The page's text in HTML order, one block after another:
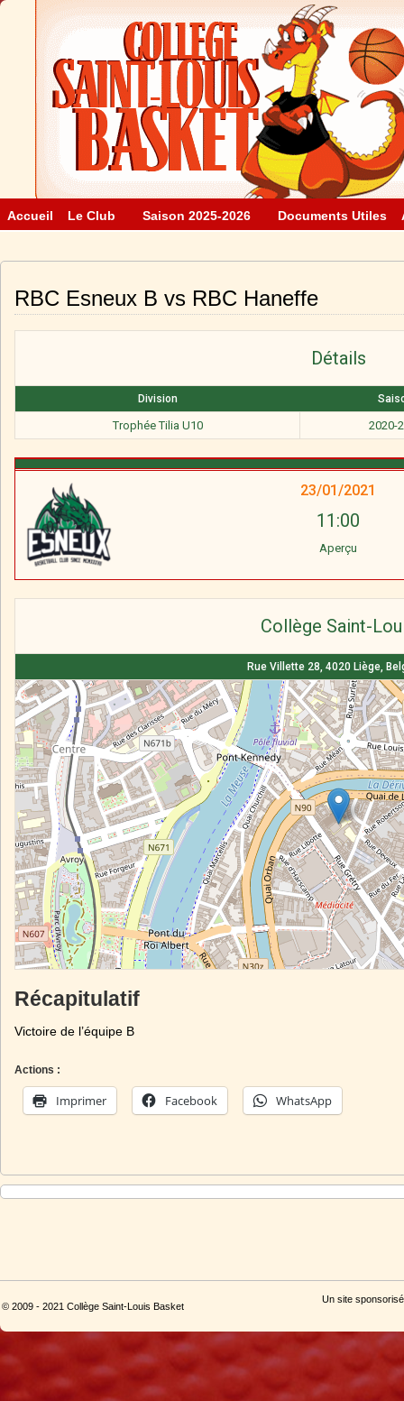
Accueil Le Club Saison 2025-2026 Documents Utiles
RBC Esneux B vs RBC Haneffe
Détails
Division
Trophée Tilia U10 2020-
23/01/2021
11:00
Aperçu
Collège Saint-
Rue Villette 28, 4020 Liège,
Récapitulatif
Victoire de l’équipe B
Actions :
Imprimer Facebook WhatsApp
© 2009 - 2021 Collège Saint-Louis Basket
Un site